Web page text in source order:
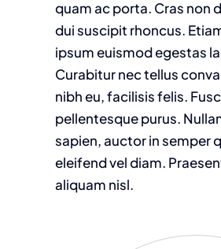
quam ac porta. Cras non
dui suscipit rhoncus.
ipsum euismod egestas
Curabitur nec tellus
nibh eu, facilisis felis.
pellentesque purus.
sapien, auctor in semper
eleifend vel diam.
aliquam nisl.